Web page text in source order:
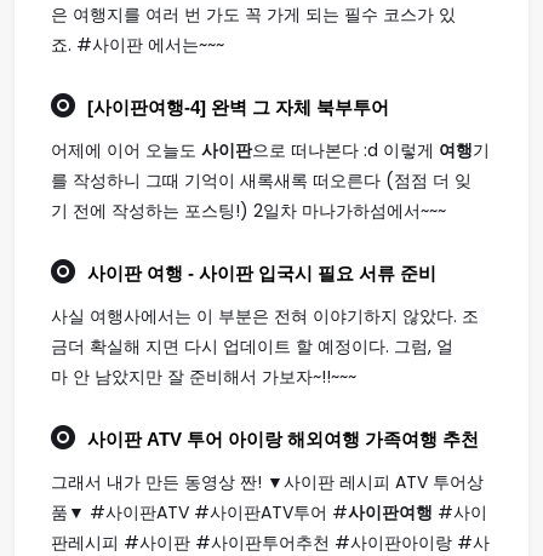
은 여행지를 여러 번 가도 꼭 가게 되는 필수 코스가 있
죠. #사이판 에서는~~~
[사이판여행-4] 완벽 그 자체 북부투어
어제에 이어 오늘도 사이판으로 떠나본다 :d 이렇게 여행기
를 작성하니 그때 기억이 새록새록 떠오른다 (점점 더 잊
기 전에 작성하는 포스팅!) 2일차 마나가하섬에서~~~
사이판 여행 - 사이판 입국시 필요 서류 준비
사실 여행사에서는 이 부분은 전혀 이야기하지 않았다. 조
금더 확실해 지면 다시 업데이트 할 예정이다. 그럼, 얼
마 안 남았지만 잘 준비해서 가보자~!!~~~
사이판ATV 투어 아이랑 해외 여행 가족여행 추천
그래서 내가 만든 동영상 짠! ▼사이판 레시피 ATV 투어상
품▼ #사이판ATV #사이판ATV투어 #사이판여행 #사이
판레시피 #사이판 #사이판투어추천 #사이판아이랑 #사